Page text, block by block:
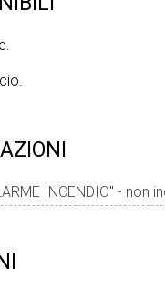
INCENDIO" - non